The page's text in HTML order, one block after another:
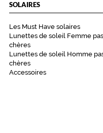
SOLAIRES
Les Must Have solaires
Lunettes de soleil Femme pas
chères
Lunettes de soleil Homme
chères
Accessoires